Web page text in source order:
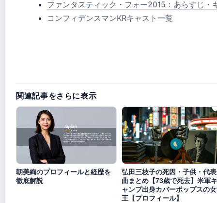
ファンタスティック・フォー2015：あらすじ・
コンフィデンスマンKRキャスト一覧
関連記事をさらに表示
朝美絢のプロフィールと経歴を
徹底解説
弘田三枝子の死因・子供・代表
曲まとめ【73歳で死去】米軍キ
ャンプ出身カバーポップスの女
王【プロフィール】